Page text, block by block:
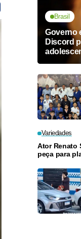
Brasil
Governo
Discord
Variedades
Ator Renato
peça para